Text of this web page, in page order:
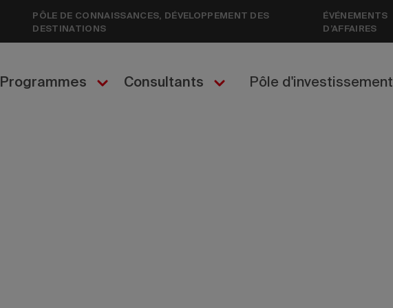
PÔLE DE CONNAISSANCES, DÉVELOPPEMENT DES
DESTINATIONS
ÉVÉNEMENTS
D’AFFAIRES
Programmes Consultants Pôle d'investissement